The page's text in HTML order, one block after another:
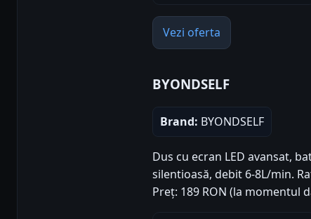
Vezi oferta
BYONDSELF
Brand: BYONDSELF
Dus cu ecran LED avansat,
silentioasă, debit 6-8L/min.
Preț: 189 RON (la momentul